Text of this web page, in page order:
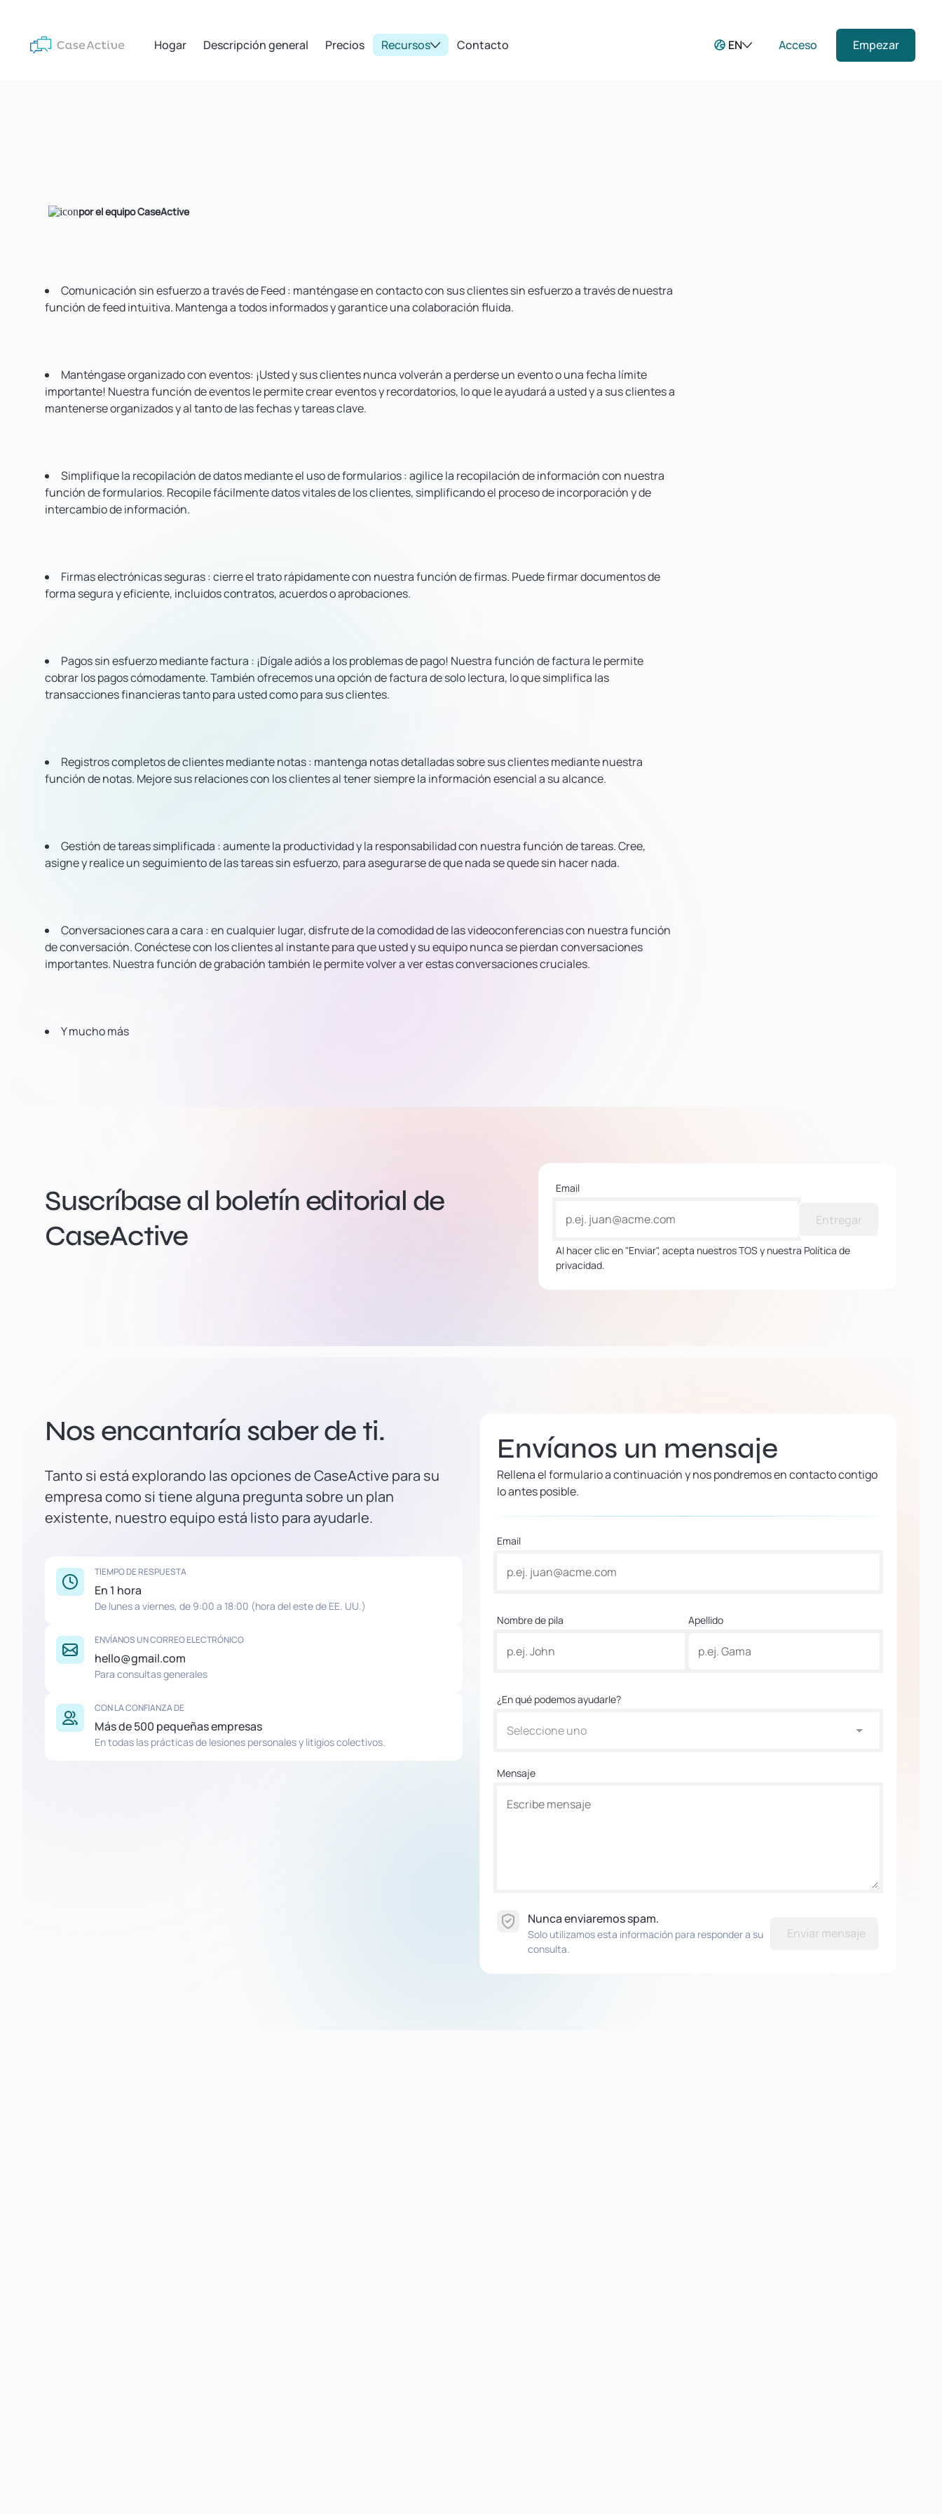
Hogar Descripción general Precios Recursos Contacto EN Acceso Empezar
por el equipo CaseActive
Comunicación sin esfuerzoa través deFeed: manténgase en contacto con sus clientes sin esfuerzo a través de nuestra
función de feed intuitiva. Mantenga a todos informados y garantice una colaboración fluida.
Manténgase organizado con eventos: ¡Usted y sus clientes nunca volverán a perderse un evento o una fecha límite
importante! Nuestra función de eventos le permite crear eventos y recordatorios, lo que le ayudará a usted y a sus clientes a
mantenerse organizados y al tanto de las fechas y tareas clave.
Simplifique la recopilación de datosmediante el uso de formularios: agilice la recopilación de información con nuestra
función de formularios. Recopile fácilmente datos vitales de los clientes, simplificando el proceso de incorporación y de
intercambio de información.
Firmaselectrónicasseguras: cierre el trato rápidamente con nuestra función de firmas. Puede firmar documentos de
forma segura y eficiente, incluidos contratos, acuerdos o aprobaciones.
Pagos sin esfuerzomediantefactura : ¡Dígale adiós a los problemas de pago! Nuestra función de factura le permite
cobrar los pagos cómodamente. También ofrecemos una opción de factura de solo lectura, lo que simplifica las
transacciones financieras tanto para usted como para sus clientes.
Registros completos de clientesmediante notas: mantenga notas detalladas sobre sus clientes mediante nuestra
función de notas. Mejore sus relaciones con los clientes al tener siempre la información esencial a su alcance.
Gestión de tareas simplificada : aumente la productividad y la responsabilidad con nuestra función de tareas. Cree,
asigne y realice un seguimiento de las tareas sin esfuerzo, para asegurarse de que nada se quede sin hacer nada.
Conversacionescara a cara : en cualquier lugar, disfrute de la comodidad de las videoconferencias con nuestra función
de conversación. Conéctese con los clientes al instante para que usted y su equipo nunca se pierdan conversaciones
importantes. Nuestra función de grabación también le permite volver a ver estas conversaciones cruciales.
Y mucho más
Suscríbase al boletín editorial de
CaseActive
Email
Entregar
Al hacer clic en "Enviar", acepta nuestros TOS y nuestra Política de
privacidad.
Nos encantaría saber de ti.
Tanto si está explorando las opciones de CaseActive para su
empresa como si tiene alguna pregunta sobre un plan
existente, nuestro equipo está listo para ayudarle.
TIEMPO DE RESPUESTA
En 1 hora
De lunes a viernes, de 9:00 a 18:00 (hora del este de EE. UU.)
ENVÍANOS UN CORREO ELECTRÓNICO
hello@gmail.com
Para consultas generales
CON LA CONFIANZA DE
Más de 500 pequeñas empresas
En todas las prácticas de lesiones personales y litigios colectivos.
Envíanos un mensaje
Rellena el formulario a continuación y nos pondremos en contacto contigo
lo antes posible.
Email
Nombre de pila Apellido
¿En qué podemos ayudarle?
Seleccione uno
Mensaje
Nunca enviaremos spam.
Solo utilizamos esta información para responder a su
consulta.
Enviar mensaje